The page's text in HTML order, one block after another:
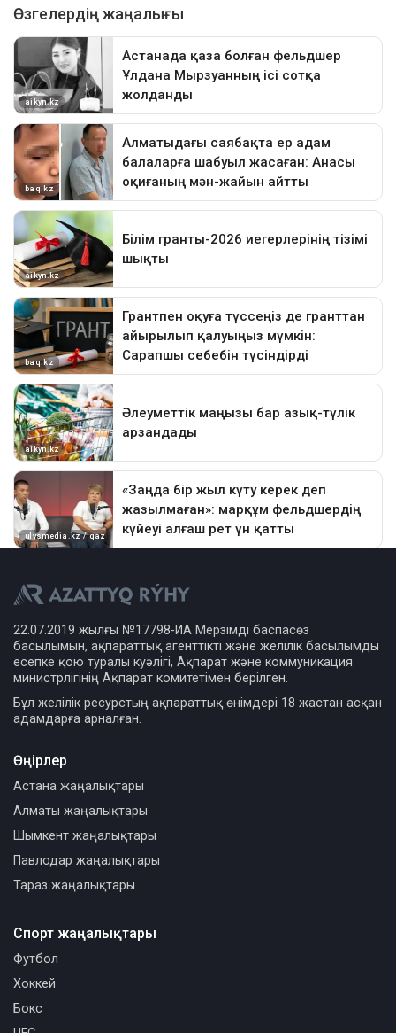
22.07.2019 жылғы №17798-ИА Мерзімді баспасөз
басылымын, ақпараттық агенттікті және желілік басылымды
есепке қою туралы куәлігі, Ақпарат және коммуникация
министрлігінің Ақпарат комитетімен берілген.
Бұл желілік ресурстың ақпараттық өнімдері 18 жастан асқан
адамдарға арналған.
Өңірлер
Астана жаңалықтары
Алматы жаңалықтары
Шымкент жаңалықтары
Павлодар жаңалықтары
Тараз жаңалықтары
Спорт жаңалықтары
Футбол
Хоккей
Бокс